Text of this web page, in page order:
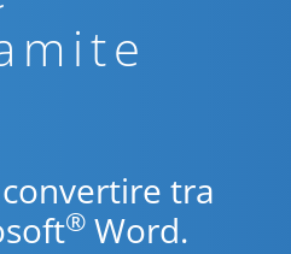
tra
® Word.